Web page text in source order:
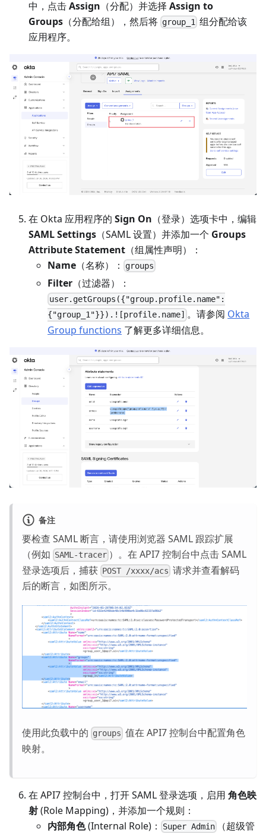
中，点击Assign （分配）并选择 Assign to
Groups （分配给组），然后将 group_1 组分配给该
应用程序。
在 Okta 应用程序的 Sign On （登录）选项卡中，编辑
SAML Settings （SAML 设置）并添加一个 Groups
Attribute Statement （组属性声明）：
Name （名称）： groups
Filter （过滤器）：
user.getGroups({"group.profile.name":
{"group_1"}}).![profile.name] 。请参阅 Okta
Group functions 了解更多详细信息。
备注
要检查 SAML 断言，请使用浏览器 SAML 跟踪扩展
（例如 SAML-tracer ）。在 API7 控制台中点击 SAML
登录选项后，捕获 POST /xxxx/acs 请求并查看解码
后的断言，如图所示。
使用此负载中的 groups 值在 API7 控制台中配置角色
映射。
在 API7 控制台中，打开 SAML 登录选项，启用 角色映
射(Role Mapping)，并添加一个规则：
内部角色(Internal Role)： Super Admin
（超级管